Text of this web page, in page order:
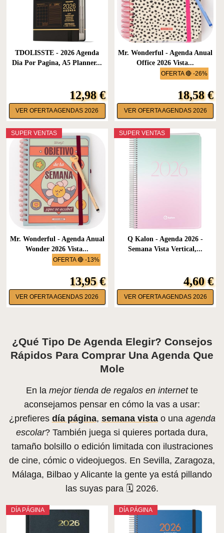
TDOLISSTE - 2026 Agenda
Dia Por Pagina, A5 Planner...
12,98 €
VER OFERTA AGENDAS 2026
OFERTA 🔴 -26%
Mr. Wonderful - Agenda Anual
Office 2026 Vista...
18,58 €
VER OFERTA AGENDAS 2026
OFERTA 🔴 -13%
SUPER VENTAS
Mr. Wonderful - Agenda Anual
Wonder 2026 Vista...
13,95 €
VER OFERTA AGENDAS 2026
SUPER VENTAS
Q Kalon - Agenda 2026 -
Semana Vista Vertical,...
4,60 €
VER OFERTA AGENDAS 2026
¿Qué Tipo De Agenda Elegir? Consejos
Rápidos Para Comprar Una Agenda Que
Mole
En la mejor tienda de regalos en internette
aconsejamos pensar en cómo la vas a usar:
¿prefieres día página, semana vistao una agenda
escolar? También juega si quieres portada dura,
tamaño bolsillo o edición limitada con ilustraciones
de cine, cómic o videojuegos. En Sevilla, Zaragoza,
Málaga, Bilbao y Alicante la gente ya está pillando
las suyas para 🗓️ 2026.
DÍA PÁGINA DÍA PÁGINA